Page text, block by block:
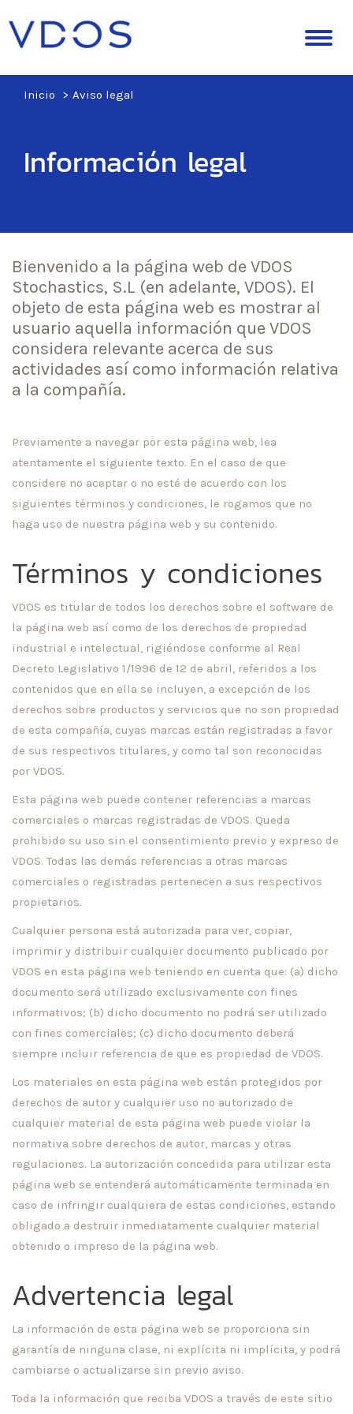
Inicio Aviso legal
Información legal
Bienvenido a la página web de VDOS
Stochastics, S.L (en adelante, VDOS). El
objeto de esta página web es mostrar al
usuario aquella información que VDOS
considera relevante acerca de sus
actividades así como información relativa
a la compañía.
Previamente a navegar por esta página web, lea
atentamente el siguiente texto. En el caso de que
considere no aceptar o no esté de acuerdo con los
siguientes términos y condiciones, le rogamos que no
haga uso de nuestra página web y su contenido.
Términos y condiciones
VDOS es titular de todos los derechos sobre el software de
la página web así como de los derechos de propiedad
industrial e intelectual, rigiéndose conforme al Real
Decreto Legislativo 1/1996 de 12 de abril, referidos a los
contenidos que en ella se incluyen, a excepción de los
derechos sobre productos y servicios que no son propiedad
de esta compañía, cuyas marcas están registradas a favor
de sus respectivos titulares, y como tal son reconocidas
por VDOS.
Esta página web puede contener referencias a marcas
comerciales o marcas registradas de VDOS. Queda
prohibido su uso sin el consentimiento previo y expreso de
VDOS. Todas las demás referencias a otras marcas
comerciales o registradas pertenecen a sus respectivos
propietarios.
Cualquier persona está autorizada para ver, copiar,
imprimir y distribuir cualquier documento publicado por
VDOS en esta página web teniendo en cuenta que: (a) dicho
documento será utilizado exclusivamente con fines
informativos; (b) dicho documento no podrá ser utilizado
con fines comerciales; (c) dicho documento deberá
siempre incluir referencia de que es propiedad de VDOS.
Los materiales en esta página web están protegidos por
derechos de autor y cualquier uso no autorizado de
cualquier material de esta página web puede violar la
normativa sobre derechos de autor, marcas y otras
regulaciones. La autorización concedida para utilizar esta
página web se entenderá automáticamente terminada en
caso de infringir cualquiera de estas condiciones, estando
obligado a destruir inmediatamente cualquier material
obtenido o impreso de la página web.
Advertencia legal
La información de esta página web se proporciona sin
garantía de ninguna clase, ni explícita ni implícita, y podrá
cambiarse o actualizarse sin previo aviso.
Toda la información que reciba VDOS a través de este sitio